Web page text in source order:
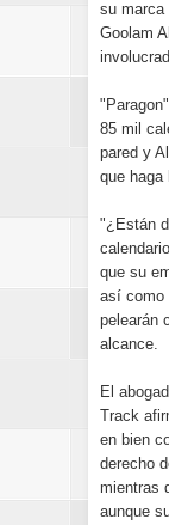
su marca
Goolam
85 mil
pared y
que haga
"¿Están
que su
así como
pelearán
alcance.
El
Track
en bien
derecho
mientras
aunque